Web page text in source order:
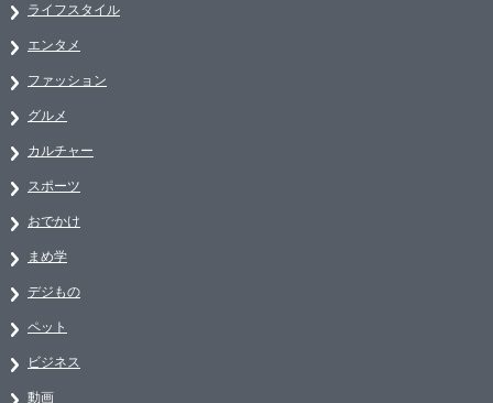
ライフスタイル
エンタメ
ファッション
グルメ
カルチャー
スポーツ
おでかけ
まめ学
デジもの
ペット
ビジネス
動画